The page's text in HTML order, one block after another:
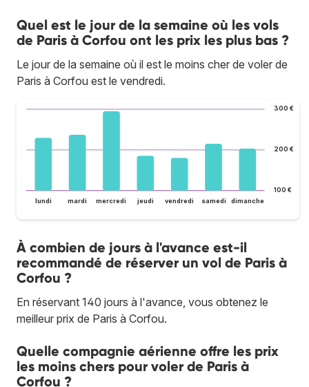
Quel est le jour de la semaine où les vols
de Paris à Corfou ont les prix les plus bas ?
Le jour de la semaine où il est le moins cher de voler de
Paris à Corfou est le vendredi.
100 €
200 €
300 €
lundi mardi mercredi jeudi vendredi samedi dimanche
À combien de jours à l'avance est-il
recommandé de réserver un vol de Paris à
Corfou ?
En réservant 140 jours à l'avance, vous obtenez le
meilleur prix de Paris à Corfou.
Quelle compagnie aérienne offre les prix
les moins chers pour voler de Paris à
Corfou ?